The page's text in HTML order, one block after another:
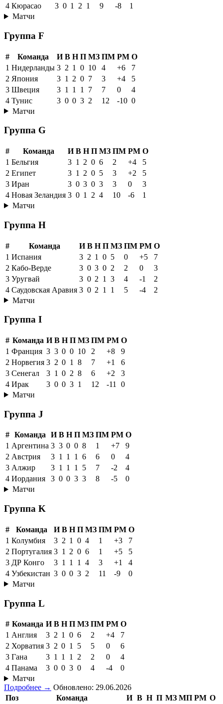
4 Кюрасао 3 0 1 2 1 9 -8
1
Матчи
Группа F
# Команда И В Н П МЗ ПМ РМ О
1 Нидерланды 3 2 1 0 10 4 +6
7
2 Япония 3 1 2 0 7 3 +4
5
3 Швеция 3 1 1 1 7 7 0
4
4 Тунис 3 0 0 3 2 12 -10 0
Матчи
Группа G
# Команда И В Н П МЗ ПМ РМ О
1 Бельгия 3 1 2 0 6 2 +4
5
2 Египет 3 1 2 0 5 3 +2
5
3 Иран 3 0 3 0 3 3 0
3
4 Новая Зеландия 3 0 1 2 4 10 -6
1
Матчи
Группа H
# Команда И В Н П МЗ ПМ РМ О
1 Испания 3 2 1 0 5 0 +5
7
2 Кабо-Верде 3 0 3 0 2 2 0
3
3 Уругвай 3 0 2 1 3 4 -1
2
4 Саудовская Аравия 3 0 2 1 1 5 -4
2
Матчи
Группа I
# Команда И В Н П МЗ ПМ РМ О
1 Франция 3 3 0 0 10 2 +8
9
2 Норвегия 3 2 0 1 8 7 +1
6
3 Сенегал 3 1 0 2 8 6 +2
3
4 Ирак 3 0 0 3 1 12 -11
0
Матчи
Группа J
# Команда И В Н П МЗ ПМ РМ О
1 Аргентина 3 3 0 0 8 1 +7
9
2 Австрия 3 1 1 1 6 6 0
4
3 Алжир 3 1 1 1 5 7 -2
4
4 Иордания 3 0 0 3 3 8 -5
0
Матчи
Группа K
# Команда И В Н П МЗ ПМ РМ О
1 Колумбия 3 2 1 0 4 1 +3
7
2 Португалия 3 1 2 0 6 1 +5
5
3 ДР Конго 3 1 1 1 4 3 +1
4
4 Узбекистан 3 0 0 3 2 11 -9
0
Матчи
Группа L
# Команда И В Н П МЗ ПМ РМ О
1 Англия 3 2 1 0 6 2 +4
7
2 Хорватия 3 2 0 1 5 5 0
6
3 Гана 3 1 1 1 2 2 0
4
4 Панама 3 0 0 3 0 4 -4
0
Матчи
Подробнее → Обновлено: 29.06.2026
Поз
Команда И В Н П МЗ МП РМ О